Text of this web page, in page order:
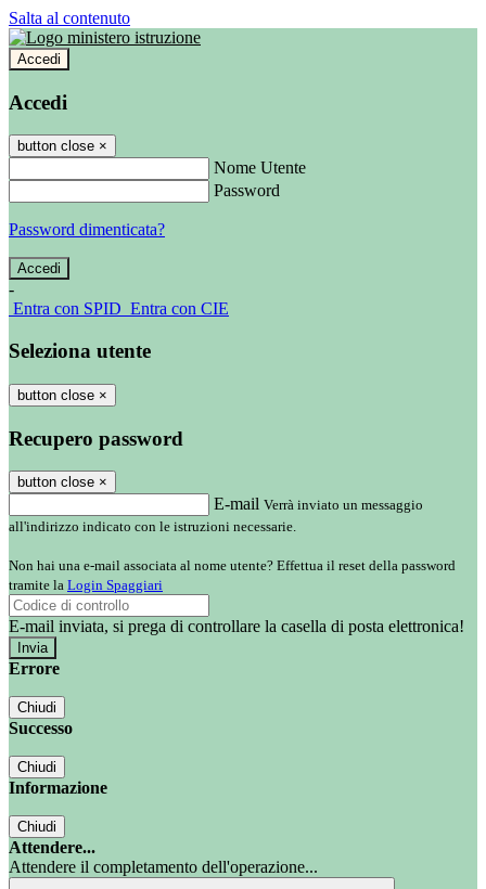
Salta al contenuto
Accedi
Accedi
button close ×
Nome Utente
Password
Password dimenticata?
-
Entra con SPID Entra con CIE
Seleziona utente
button close ×
Recupero password
button close ×
E-mail Verrà inviato un messaggio
all'indirizzo indicato con le istruzioni necessarie.
Non hai una e-mail associata al nome utente? Effettua il reset della password
tramite la Login Spaggiari
E-mail inviata, si prega di controllare la casella di posta elettronica!
Errore
Chiudi
Successo
Chiudi
Informazione
Chiudi
Attendere...
Attendere il completamento dell'operazione...